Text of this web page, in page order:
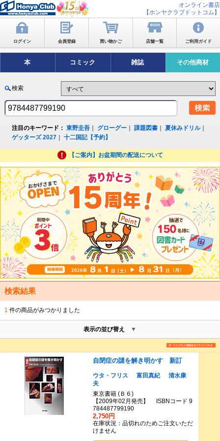
オンライン書店
【ホンヤクラブドットコム】
ログイン 会員登録 買い物かご 店舗一覧 ご利用ガイド
本 コミック 雑誌 その他商材
検索
注目のキーワード： 東野圭吾 グローグー ｜課題図書 ｜夏休みドリル｜
ゲッターズ 2027 ｜十二国記【予約】
【ご案内】お盆期間の配送について
検索結果
1 件の商品がみつかりました
表示の並び替え
自閉症の謎を解き明かす 新訂
ウタ・フリス 富田真紀
清水康
夫
東京書籍 (Ｂ６)
【2009年02月発売】 ISBNコード 9
784487799190
2,750円
在庫状況：品切れのためご注文いただ
けません